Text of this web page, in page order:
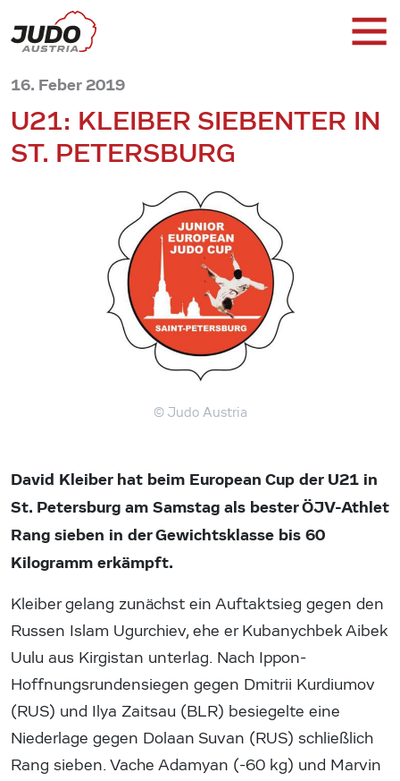
16. Feber 2019
U21: KLEIBER SIEBENTER IN
ST. PETERSBURG
© Judo Austria
David Kleiber hat beim European Cup der U21 in
St. Petersburg am Samstag als bester ÖJV-Athlet
Rang sieben in der Gewichtsklasse bis 60
Kilogramm erkämpft.
Kleiber gelang zunächst ein Auftaktsieg gegen den
Russen Islam Ugurchiev, ehe er Kubanychbek Aibek
Uulu aus Kirgistan unterlag. Nach Ippon-
Hoffnungsrundensiegen gegen Dmitrii Kurdiumov
(RUS) und Ilya Zaitsau (BLR) besiegelte eine
Niederlage gegen Dolaan Suvan (RUS) schließlich
Rang sieben. Vache Adamyan (-60 kg) und Marvin